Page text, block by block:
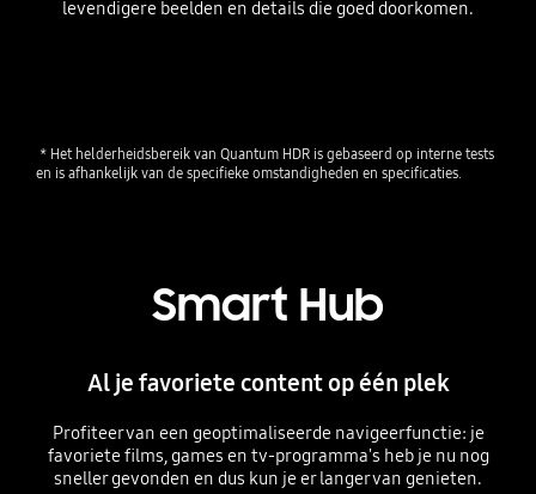
levendigere beelden en details die goed doorkomen.
en is afhankelijk van de specifieke omstandigheden en specificaties.
Smart Hub
Al je favoriete content op één plek
Profiteer van een geoptimaliseerde navigeerfunctie: je
favoriete films, games en tv-programma's heb je nu nog
sneller gevonden en dus kun je er langer van genieten.